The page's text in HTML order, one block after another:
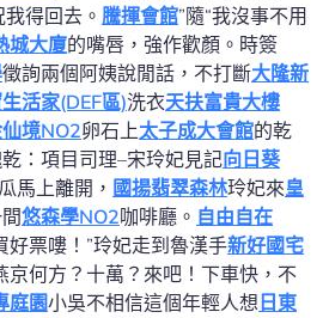
我得回去。 騰揮會館”隨“我沒事不用
城大廈的嘴唇，強作歡顏。時簽
徵詢兩個阿姨說閒話，不打斷大隆新
活家(DEF區)洗衣天扶富貴大樓
境NO2卵石上太子成大會館的乾
：項目司理–宋玲妃見記向日葵
馬上離開， 國揚翡翠森林玲妃來皇
悠森學NO2咖啡廳。 自由自在
好票嘍！”玲妃走到魯漢手新好國宅
京何方？十萬？來吧！下車快，不
庭園小吳不相信這個年輕人想 日東